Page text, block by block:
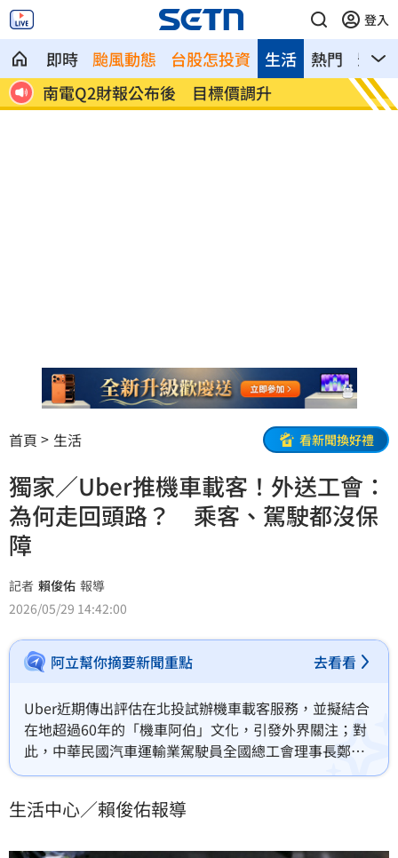
登入
即時 颱風動態 台股怎投資 熱門 影音
生活
特
南電Q2財報公布後 目標價調升 俄軍
首頁 生活 看新聞換好禮
獨家／Uber推機車載客！外送工會：
為何走回頭路？ 乘客、駕駛都沒保
障
記者 賴俊佑 報導
2026/05/29 14:42:00
阿立幫你摘要新聞重點 去看看
Uber近期傳出評估在北投試辦機車載客服務，並擬結合
在地超過60年的「機車阿伯」文化，引發外界關注；對
此，中華民國汽車運輸業駕駛員全國總工會理事長鄭力
嘉向《三立新聞網》記者表示，工會反對Uber在台灣發
而不走回頭路變成早期才有的機車載客。（賴俊佑）
生活中心／賴俊佑報導